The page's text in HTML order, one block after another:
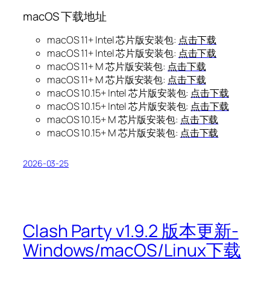
macOS 下载地址
macOS 11+ Intel 芯片版安装包: 点击下载
macOS 11+ Intel 芯片版安装包: 点击下载
macOS 11+ M 芯片版安装包: 点击下载
macOS 11+ M 芯片版安装包: 点击下载
macOS 10.15+ Intel 芯片版安装包: 点击下载
macOS 10.15+ Intel 芯片版安装包: 点击下载
macOS 10.15+ M 芯片版安装包: 点击下载
macOS 10.15+ M 芯片版安装包: 点击下载
2026-03-25
Clash Party v1.9.2 版本更新-
Windows/macOS/Linux下载